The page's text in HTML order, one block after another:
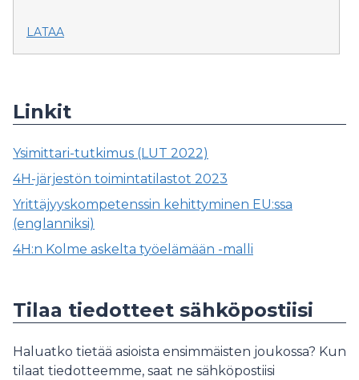
LATAA
Linkit
Ysimittari-tutkimus (LUT 2022)
4H-järjestön toimintatilastot 2023
Yrittäjyyskompetenssin kehittyminen EU:ssa
(englanniksi)
4H:n Kolme askelta työelämään -malli
Tilaa tiedotteet sähköpostiisi
Haluatko tietää asioista ensimmäisten joukossa? Kun
tilaat tiedotteemme, saat ne sähköpostiisi